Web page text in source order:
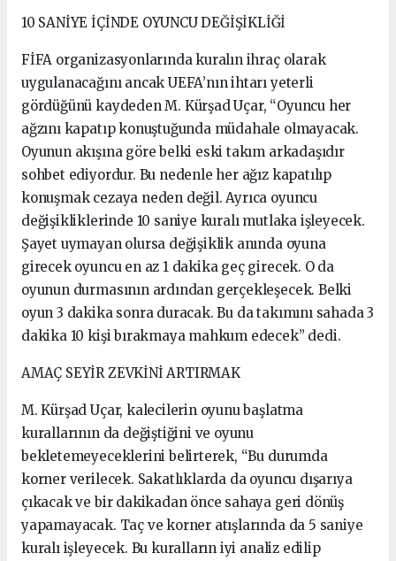
10 SANİYE İÇİNDE OYUNCU DEĞİŞİKLİĞİ
FİFA organizasyonlarında kuralın ihraç olarak
uygulanacağını ancak UEFA’nın ihtarı yeterli
gördüğünü kaydeden M. Kürşad Uçar, “Oyuncu her
ağzını kapatıp konuştuğunda müdahale olmayacak.
Oyunun akışına göre belki eski takım arkadaşıdır
sohbet ediyordur. Bu nedenle her ağız kapatılıp
konuşmak cezaya neden değil. Ayrıca oyuncu
değişikliklerinde 10 saniye kuralı mutlaka işleyecek.
Şayet uymayan olursa değişiklik anında oyuna
girecek oyuncu en az 1 dakika geç girecek. O da
oyunun durmasının ardından gerçekleşecek. Belki
oyun 3 dakika sonra duracak. Bu da takımını sahada 3
dakika 10 kişi bırakmaya mahkum edecek” dedi.
AMAÇ SEYİR ZEVKİNİ ARTIRMAK
M. Kürşad Uçar, kalecilerin oyunu başlatma
kurallarının da değiştiğini ve oyunu
bekletemeyeceklerini belirterek, “Bu durumda
korner verilecek. Sakatlıklarda da oyuncu dışarıya
çıkacak ve bir dakikadan önce sahaya geri dönüş
yapamayacak. Taç ve korner atışlarında da 5 saniye
kuralı işleyecek. Bu kuralların iyi analiz edilip